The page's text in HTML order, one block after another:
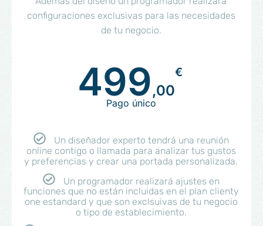
configuraciones exclusivas para las necesidades
de tu negocio.
499,00
€
Pago único
Un diseñador experto tendrá una reunión
online contigo o llamada para analizar tus gustos
y preferencias y crear una portada personalizada.
Un programador realizará ajustes en
funciones que no están incluidas en el plan clienty
one estandard y que son exclsuivas de tu negocio
o tipo de establecimiento.